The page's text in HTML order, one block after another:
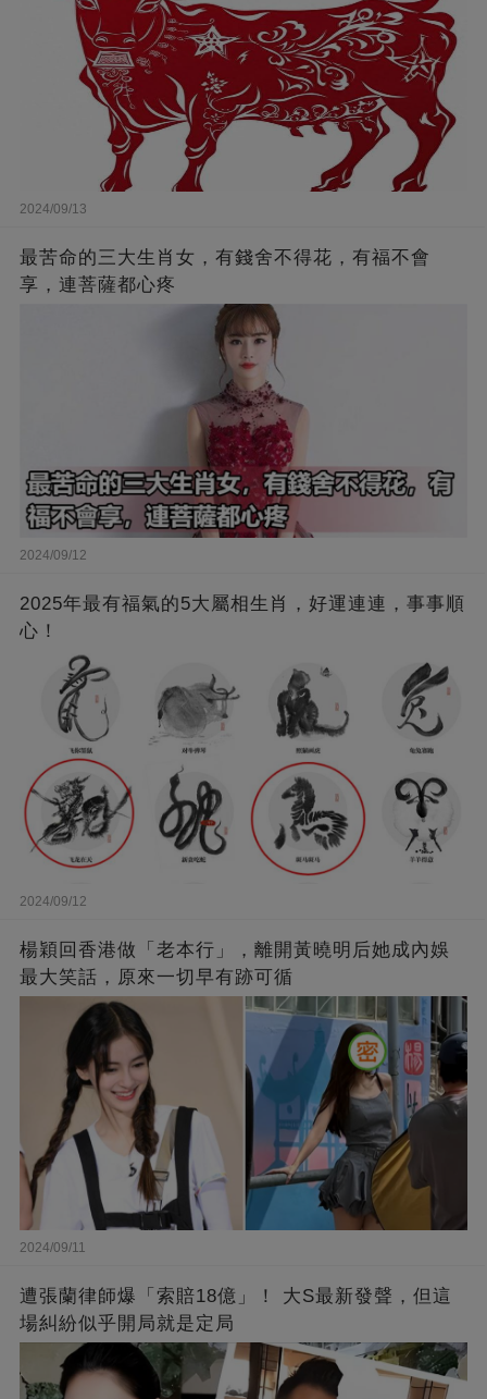
2024/09/13
最苦命的三大生肖女，有錢舍不得花，有福不會
享，連菩薩都心疼
2024/09/12
2025年最有福氣的5大屬相生肖，好運連連，事事順
心！
2024/09/12
楊穎回香港做「老本行」，離開黃曉明后她成內娛
最大笑話，原來一切早有跡可循
2024/09/11
遭張蘭律師爆「索賠18億」！ 大S最新發聲，但這
場糾紛似乎開局就是定局